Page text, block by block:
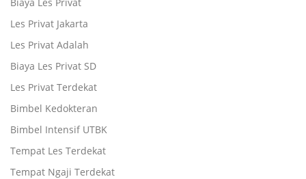
Les Privat Jakarta
Les Privat Adalah
Biaya Les Privat SD
Les Privat Terdekat
Bimbel Kedokteran
Bimbel Intensif UTBK
Tempat Les Terdekat
Tempat Ngaji Terdekat